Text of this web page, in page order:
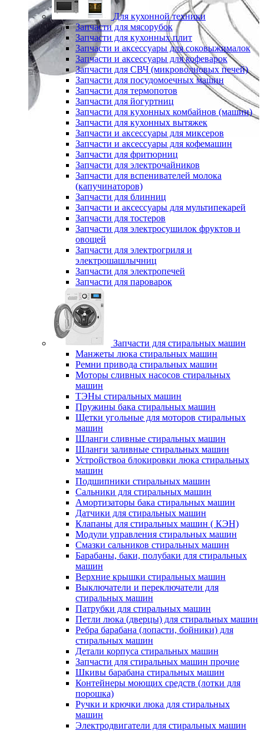
Для кухонной техники
Запчасти для мясорубок
Запчасти для кухонных плит
Запчасти и аксессуары для соковыжималок
Запчасти и аксессуары для кофеварок
Запчасти для СВЧ (микроволновых печей)
Запчасти для посудомоечных машин
Запчасти для термопотов
Запчасти для йогуртниц
Запчасти для кухонных комбайнов (машин)
Запчасти для кухонных вытяжек
Запчасти и аксессуары для миксеров
Запчасти и аксессуары для кофемашин
Запчасти для фритюрниц
Запчасти для электрочайников
Запчасти для вспенивателей молока
(капучинаторов)
Запчасти для блинниц
Запчасти и аксессуары для мультипекарей
Запчасти для тостеров
Запчасти для электросушилок фруктов и
овощей
Запчасти для электрогриля и
электрошашлычниц
Запчасти для электропечей
Запчасти для пароварок
Запчасти для стиральных машин
Манжеты люка стиральных машин
Ремни привода стиральных машин
Моторы сливных насосов стиральных
машин
ТЭНы стиральных машин
Пружины бака стиральных машин
Щетки угольные для моторов стиральных
машин
Шланги сливные стиральных машин
Шланги заливные стиральных машин
Устройствоа блокировки люка стиральных
машин
Подшипники стиральных машин
Сальники для стиральных машин
Амортизаторы бака стиральных машин
Датчики для стиральных машин
Клапаны для стиральных машин ( КЭН)
Модули управления стиральных машин
Смазки сальников стиральных машин
Барабаны, баки, полубаки для стиральных
машин
Верхние крышки стиральных машин
Выключатели и переключатели для
стиральных машин
Патрубки для стиральных машин
Петли люка (дверцы) для стиральных машин
Ребра барабана (лопасти, бойники) для
стиральных машин
Детали корпуса стиральных машин
Запчасти для стиральных машин прочие
Шкивы барабана стиральных машин
Контейнеры моющих средств (лотки для
порошка)
Ручки и крючки люка для стиральных
машин
Электродвигатели для стиральных машин